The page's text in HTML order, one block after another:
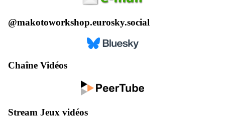
@makotoworkshop.eurosky.social
Chaîne Vidéos
Stream Jeux vidéos